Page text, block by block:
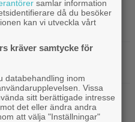
blev uppläxad av Ari
”Tala om
AI-animerad hund gör
kan ta slut efter 40
bakom Bart
samlar information
då du besöker
kan vi utveckla vårt
kräver samtycke för
databehandling inom
Vissa
sitt berättigade intresse
det eller ändra andra
att välja "Inställningar"